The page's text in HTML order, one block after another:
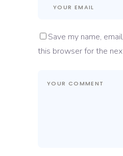
Save my name,
this browser for the